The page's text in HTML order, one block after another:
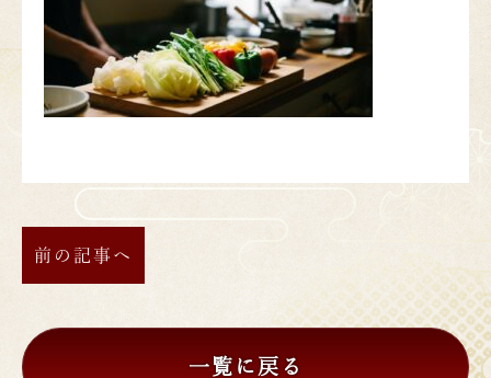
前の記事へ
一覧に戻る